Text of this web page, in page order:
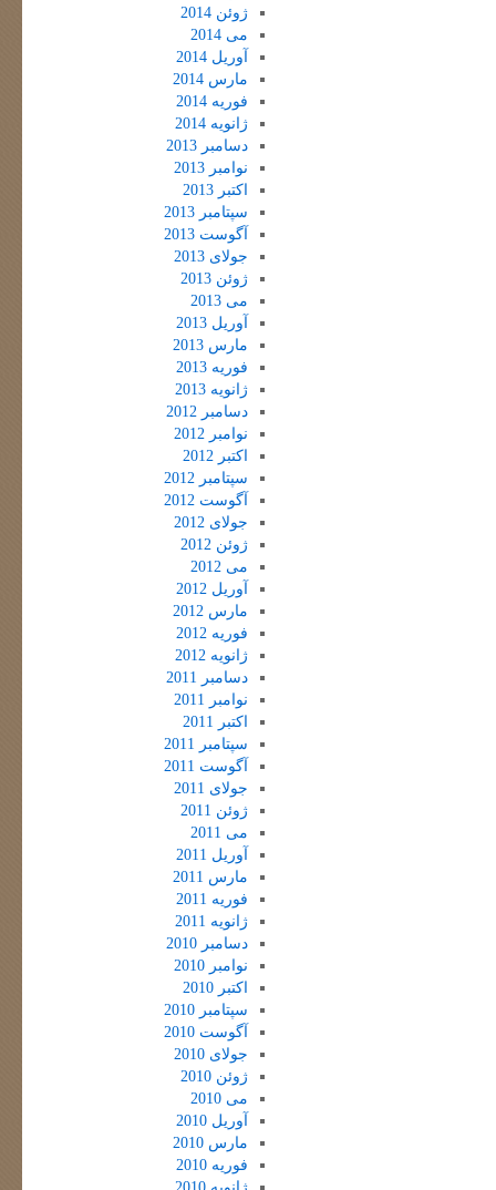
ژوئن 2014
می 2014
آوریل 2014
مارس 2014
فوریه 2014
ژانویه 2014
دسامبر 2013
نوامبر 2013
اکتبر 2013
سپتامبر 2013
آگوست 2013
جولای 2013
ژوئن 2013
می 2013
آوریل 2013
مارس 2013
فوریه 2013
ژانویه 2013
دسامبر 2012
نوامبر 2012
اکتبر 2012
سپتامبر 2012
آگوست 2012
جولای 2012
ژوئن 2012
می 2012
آوریل 2012
مارس 2012
فوریه 2012
ژانویه 2012
دسامبر 2011
نوامبر 2011
اکتبر 2011
سپتامبر 2011
آگوست 2011
جولای 2011
ژوئن 2011
می 2011
آوریل 2011
مارس 2011
فوریه 2011
ژانویه 2011
دسامبر 2010
نوامبر 2010
اکتبر 2010
سپتامبر 2010
آگوست 2010
جولای 2010
ژوئن 2010
می 2010
آوریل 2010
مارس 2010
فوریه 2010